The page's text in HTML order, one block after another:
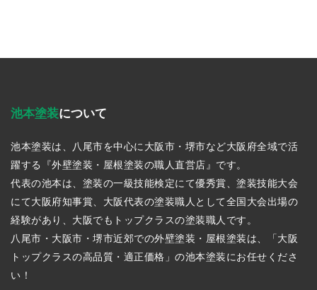
池本塗装について
池本塗装は、八尾市を中心に大阪市・堺市など大阪府全域で活
躍する『外壁塗装・屋根塗装の職人直営店』です。
代表の池本は、塗装の一級技能検定にて優秀賞、塗装技能大会
にて大阪府知事賞、大阪代表の塗装職人として全国大会出場の
経験があり、大阪でもトップクラスの塗装職人です。
八尾市・大阪市・堺市近郊での外壁塗装・屋根塗装は、「大阪
トップクラスの高品質・適正価格」の池本塗装にお任せくださ
い！